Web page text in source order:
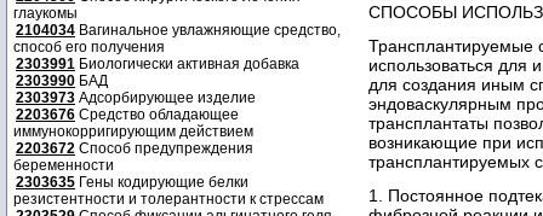
глаукомы
2104034 Вагинальное увлажняющие средство,
способ его получения
2303991 Биологически активная добавка
2303990 БАД
2303973 Адсорбирующее изделие
2203676 Средство обладающее
иммунокорригирующим действием
2203672 Способ предупреждения
беременности
2303635 Гены кодирующие белки
резистентности и толерантности к стрессам
СПОСОБЫ
Трансплантируемые
использоваться для
для создания иным
эндоваскулярным
трансплантаты
возникающие при
трансплантируемых
1. Постоянное